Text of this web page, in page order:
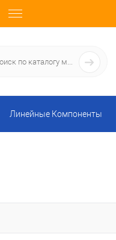
Линейные Компоненты